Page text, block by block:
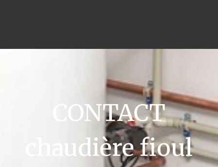
CONTACT
chaudière fioul